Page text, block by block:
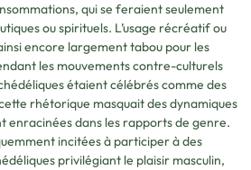
qui se feraient seulement
ou spirituels. L’usage récréatif ou
encore largement tabou pour les
les mouvements contre-culturels
étaient célébrés comme des
rhétorique masquait des dynamiques
enracinées dans les rapports de genre.
incitées à participer à des
privilégiant le plaisir masculin,